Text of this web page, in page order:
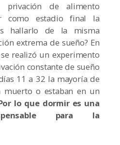
de alimento
como estadio final la
hallarlo de la misma
extrema de sueño? En
realizó un experimento
constante de sueño
11 a 32 la mayoría de
muerto o estaban en un
lo que dormir es una
para la